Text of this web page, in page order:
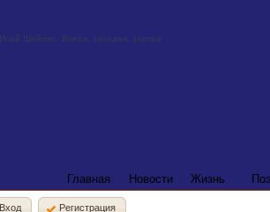
Главная Новости Жизнь
Вход
Регистрация